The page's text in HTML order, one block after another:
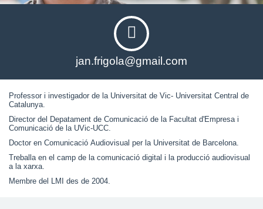
jan.frigola@gmail.com
Professor i investigador de la Universitat de Vic- Universitat Central de
Catalunya.
Director del Depatament de Comunicació de la Facultat d'Empresa i
Comunicació de la UVic-UCC.
Doctor en Comunicació Audiovisual per la Universitat de Barcelona.
Treballa en el camp de la comunicació digital i la producció audiovisual
a la xarxa.
Membre del LMI des de 2004.